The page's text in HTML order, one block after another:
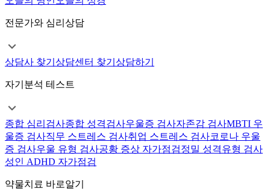
전문가와 심리상담
상담사 찾기 상담센터 찾기 상담하기
자기분석 테스트
종합 심리검사종합 성격검사우울증 검사자존감 검사MBTI 우
울증 검사직무 스트레스 검사취업 스트레스 검사코로나 우울
증 검사우울 유형 검사공황 증상 자가점검정밀 성격유형 검사
성인 ADHD 자가점검
약물치료 바로알기